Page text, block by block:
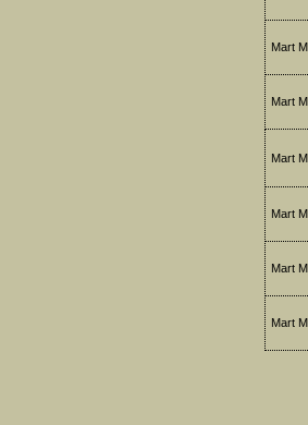
Mart
Mart
Mart
Mart
Mart
Mart